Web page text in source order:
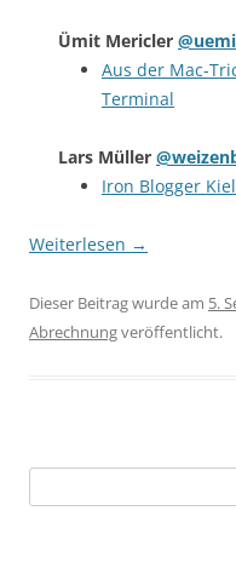
Ümit Mericler
Aus der Mac-
Terminal
Lars Müller
Iron Blogger
Weiterlesen →
Dieser Beitrag wurde am 5.
Abrechnungveröffentlicht.
nach: